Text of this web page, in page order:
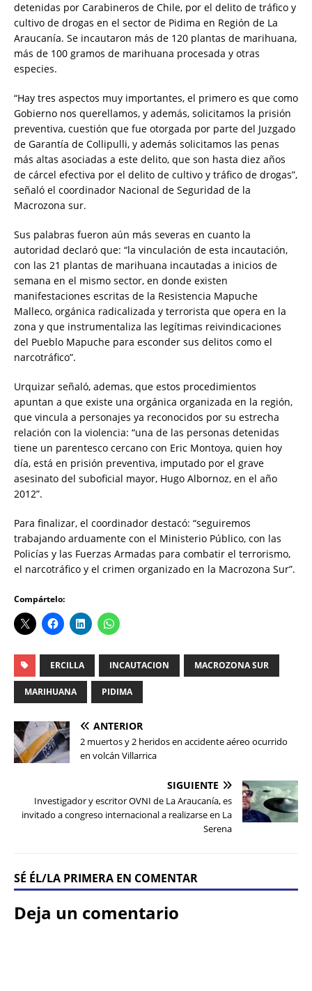
detenidas por Carabineros de Chile, por el delito de tráfico y
cultivo de drogas en el sector de Pidima en Región de La
Araucanía. Se incautaron más de 120 plantas de marihuana,
más de 100 gramos de marihuana procesada y otras
especies.
“Hay tres aspectos muy importantes, el primero es que como
Gobierno nos querellamos, y además, solicitamos la prisión
preventiva, cuestión que fue otorgada por parte del Juzgado
de Garantía de Collipulli, y además solicitamos las penas
más altas asociadas a este delito, que son hasta diez años
de cárcel efectiva por el delito de cultivo y tráfico de drogas”,
señaló el coordinador Nacional de Seguridad de la
Macrozona sur.
Sus palabras fueron aún más severas en cuanto la
autoridad declaró que: “la vinculación de esta incautación,
con las 21 plantas de marihuana incautadas a inicios de
semana en el mismo sector, en donde existen
manifestaciones escritas de la Resistencia Mapuche
Malleco, orgánica radicalizada y terrorista que opera en la
zona y que instrumentaliza las legítimas reivindicaciones
del Pueblo Mapuche para esconder sus delitos como el
narcotráfico”.
Urquizar señaló, ademas, que estos procedimientos
apuntan a que existe una orgánica organizada en la región,
que vincula a personajes ya reconocidos por su estrecha
relación con la violencia: “una de las personas detenidas
tiene un parentesco cercano con Eric Montoya, quien hoy
día, está en prisión preventiva, imputado por el grave
asesinato del suboficial mayor, Hugo Albornoz, en el año
2012”.
Para finalizar, el coordinador destacó: “seguiremos
trabajando arduamente con el Ministerio Público, con las
Policías y las Fuerzas Armadas para combatir el terrorismo,
el narcotráfico y el crimen organizado en la Macrozona Sur”.
Compártelo:
ERCILLA INCAUTACION MACROZONA SUR
MARIHUANA PIDIMA
ANTERIOR
2 muertos y 2 heridos en accidente aéreo ocurrido
en volcán Villarrica
SIGUIENTE
Investigador y escritor OVNI de La Araucanía, es
invitado a congreso internacional a realizarse en La
Serena
SÉ ÉL/LA PRIMERA EN COMENTAR
Deja un comentario